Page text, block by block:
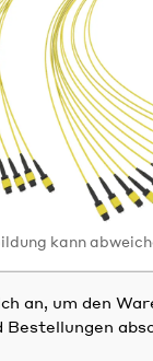
kann
an, um den
Bestellungen